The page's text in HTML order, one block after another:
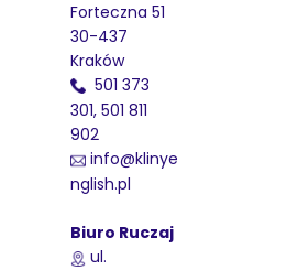
Forteczna 51
30-437
Kraków
501 373
301, 501 811
902
info@klinye
nglish.pl
Biuro Ruczaj
ul.